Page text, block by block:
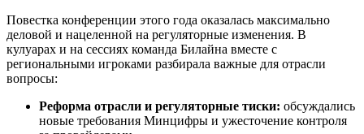
Повестка конференции этого года оказалась максимально
деловой и нацеленной на регуляторные изменения. В
кулуарах и на сессиях команда Билайна вместе с
региональными игроками разбирала важные для отрасли
вопросы:
Реформа отрасли и регуляторные тиски: обсуждались
новые требования Минцифры и ужесточение контроля